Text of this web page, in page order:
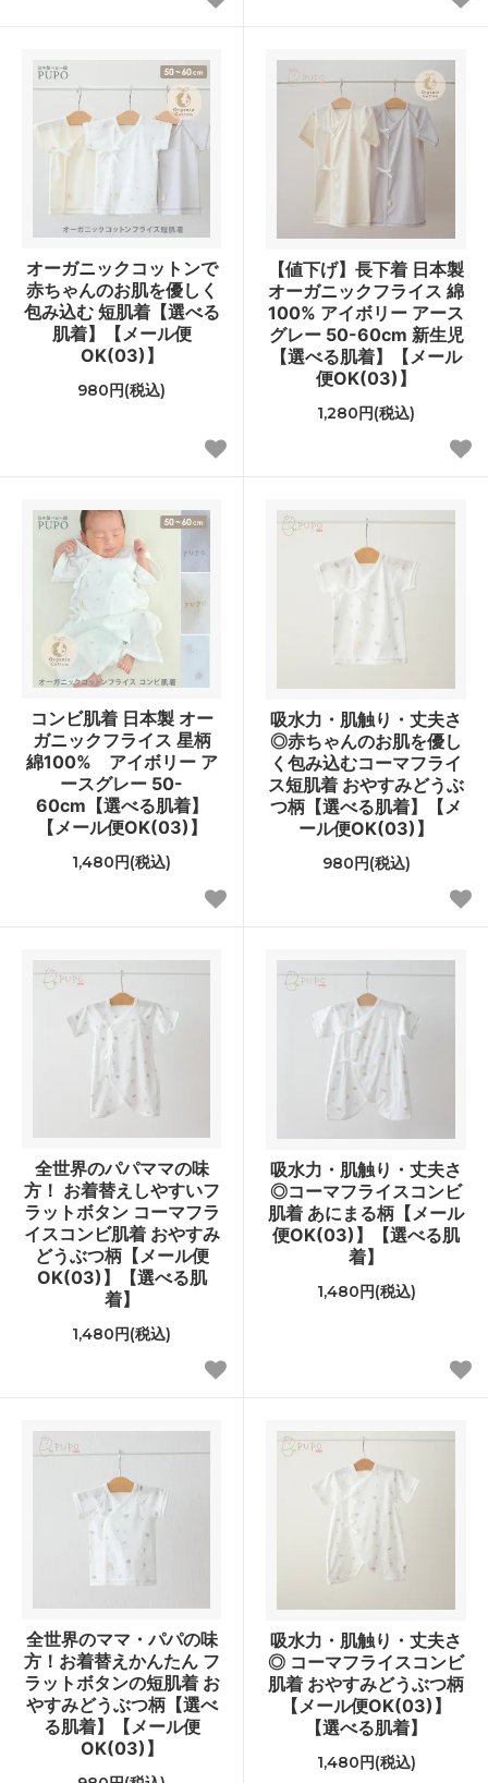
オーガニックコットンで
赤ちゃんのお肌を優しく
包み込む 短肌着【選べる
肌着】【メール便
OK(03)】
980円(税込)
【値下げ】長下着 日本製
オーガニックフライス 綿
100% アイボリー アース
グレー 50-60cm 新生児
【選べる肌着】【メール
便OK(03)】
1,280円(税込)
コンビ肌着 日本製 オー
ガニックフライス 星柄
綿100% アイボリー ア
ースグレー 50-
60cm【選べる肌着】
【メール便OK(03)】
1,480円(税込)
吸水力・肌触り・丈夫さ
◎赤ちゃんのお肌を優し
く包み込むコーマフライ
ス短肌着 おやすみどうぶ
つ柄【選べる肌着】【メ
ール便OK(03)】
980円(税込)
全世界のパパママの味
方！ お着替えしやすいフ
ラットボタン コーマフラ
イスコンビ肌着 おやすみ
どうぶつ柄【メール便
OK(03)】【選べる肌
着】
1,480円(税込)
吸水力・肌触り・丈夫さ
◎コーマフライスコンビ
肌着 あにまる柄【メール
便OK(03)】【選べる肌
着】
1,480円(税込)
全世界のママ・パパの味
方！お着替えかんたん フ
ラットボタンの短肌着 お
やすみどうぶつ柄【選べ
る肌着】【メール便
OK(03)】
吸水力・肌触り・丈夫さ
◎ コーマフライスコンビ
肌着 おやすみどうぶつ柄
【メール便OK(03)】
【選べる肌着】
1,480円(税込)